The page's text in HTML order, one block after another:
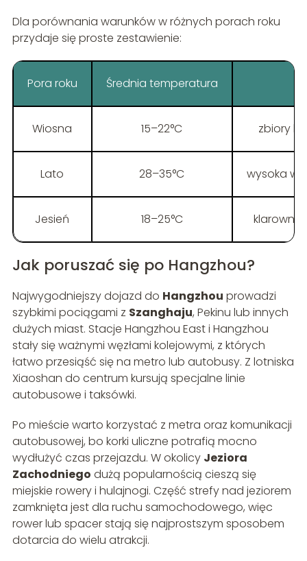
Dla porównania warunków w różnych porach roku
przydaje się proste zestawienie:
Pora roku Średnia temperatura
Wiosna 15–22°C zbiory
Lato 28–35°C wysoka
Jesień 18–25°C klarowne
Jak poruszać się po Hangzhou?
Najwygodniejszy dojazd do Hangzhou prowadzi
szybkimi pociągami z Szanghaju, Pekinu lub innych
dużych miast. Stacje Hangzhou East i Hangzhou
stały się ważnymi węzłami kolejowymi, z których
łatwo przesiąść się na metro lub autobusy. Z lotniska
Xiaoshan do centrum kursują specjalne linie
autobusowe i taksówki.
Po mieście warto korzystać z metra oraz komunikacji
autobusowej, bo korki uliczne potrafią mocno
wydłużyć czas przejazdu. W okolicy Jeziora
Zachodniego dużą popularnością cieszą się
miejskie rowery i hulajnogi. Część strefy nad jeziorem
zamknięta jest dla ruchu samochodowego, więc
rower lub spacer stają się najprostszym sposobem
dotarcia do wielu atrakcji.